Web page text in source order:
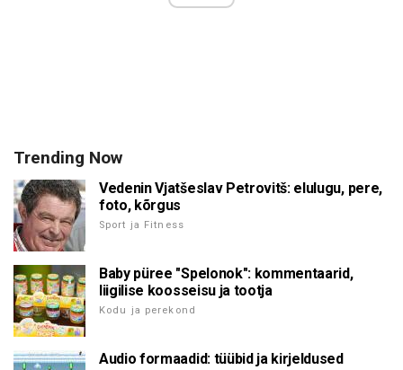
Trending Now
Vedenin Vjatšeslav Petrovitš: elulugu, pere,
foto, kõrgus
Sport ja Fitness
Baby püree "Spelonok": kommentaarid,
liigilise koosseisu ja tootja
Kodu ja perekond
Audio formaadid: tüübid ja kirjeldused